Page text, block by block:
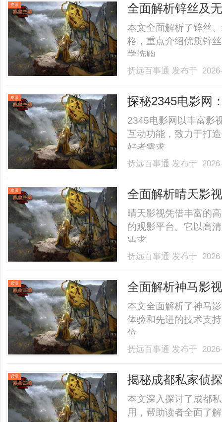
资讯 全面解析锌丝及
本文全面解析了锌丝
格，重点介绍优质锌
学选购。......
抚远百事通 发布于
资讯
探秘2345电影网
台
2345电影网以丰富影
互动功能，致力于打
好者需求。......
抚远百事通 发布于
资讯 全面解析晴天影
晴天影视凭借丰富的
的观影平台。它以高
需求。......
抚远百事通 发布于
资讯 全面解析神马影
本文全面解析了神马
体验和先进的技术支
位。......
抚远百事通 发布于
资讯 揭秘成都私家侦
本文深入探讨了成都
用，帮助读者全面了